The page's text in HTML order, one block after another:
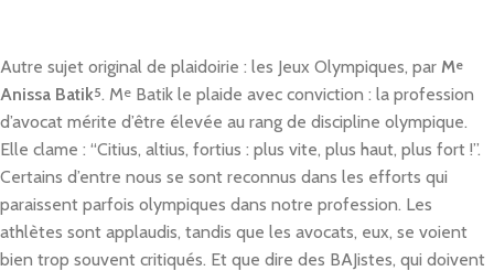
Autre sujet original de plaidoirie : les Jeux Olympiques, par Me
Anissa Batik5. Me Batik le plaide avec conviction : la profession
d’avocat mérite d’être élevée au rang de discipline olympique.
Elle clame : “Citius, altius, fortius : plus vite, plus haut, plus fort !”.
Certains d’entre nous se sont reconnus dans les efforts qui
paraissent parfois olympiques dans notre profession. Les
athlètes sont applaudis, tandis que les avocats, eux, se voient
bien trop souvent critiqués. Et que dire des BAJistes, qui doivent